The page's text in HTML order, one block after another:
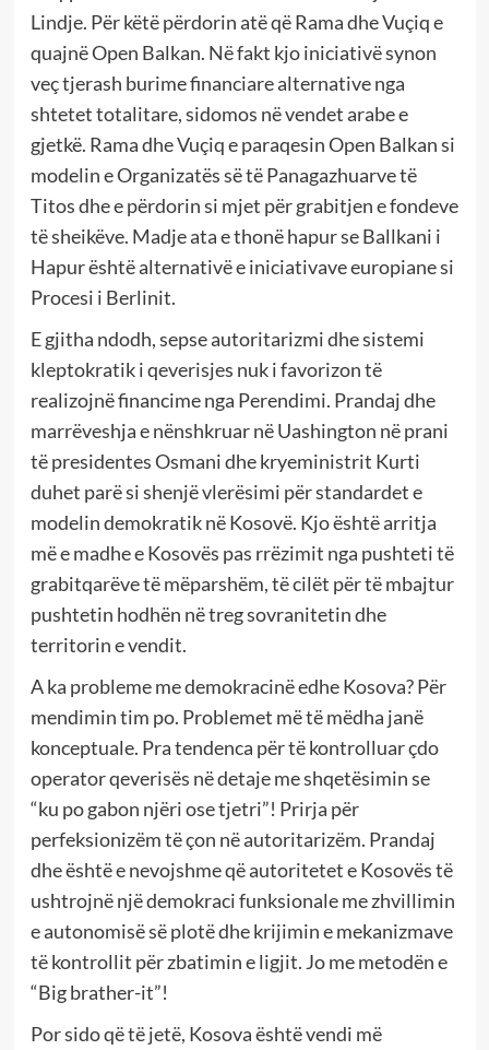
Lindje. Për këtë përdorin atë që Rama dhe Vuçiq e
quajnë Open Balkan. Në fakt kjo iniciativë synon
veç tjerash burime financiare alternative nga
shtetet totalitare, sidomos në vendet arabe e
gjetkë. Rama dhe Vuçiq e paraqesin Open Balkan si
modelin e Organizatës së të Panagazhuarve të
Titos dhe e përdorin si mjet për grabitjen e fondeve
të sheikëve. Madje ata e thonë hapur se Ballkani i
Hapur është alternativë e iniciativave europiane si
Procesi i Berlinit.
E gjitha ndodh, sepse autoritarizmi dhe sistemi
kleptokratik i qeverisjes nuk i favorizon të
realizojnë financime nga Perendimi. Prandaj dhe
marrëveshja e nënshkruar në Uashington në prani
të presidentes Osmani dhe kryeministrit Kurti
duhet parë si shenjë vlerësimi për standardet e
modelin demokratik në Kosovë. Kjo është arritja
më e madhe e Kosovës pas rrëzimit nga pushteti të
grabitqarëve të mëparshëm, të cilët për të mbajtur
pushtetin hodhën në treg sovranitetin dhe
territorin e vendit.
A ka probleme me demokracinë edhe Kosova? Për
mendimin tim po. Problemet më të mëdha janë
konceptuale. Pra tendenca për të kontrolluar çdo
operator qeverisës në detaje me shqetësimin se
“ku po gabon njëri ose tjetri”! Prirja për
perfeksionizëm të çon në autoritarizëm. Prandaj
dhe është e nevojshme që autoritetet e Kosovës të
ushtrojnë një demokraci funksionale me zhvillimin
e autonomisë së plotë dhe krijimin e mekanizmave
të kontrollit për zbatimin e ligjit. Jo me metodën e
“Big brather-it”!
Por sido që të jetë, Kosova është vendi më